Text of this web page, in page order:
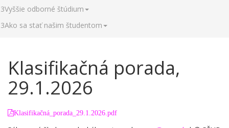
3Vyššie odborné štúdium
3Ako sa stať našim študentom
Klasifikačná porada,
29.1.2026
Klasifikačná_porada_29.1.2026 .pdf